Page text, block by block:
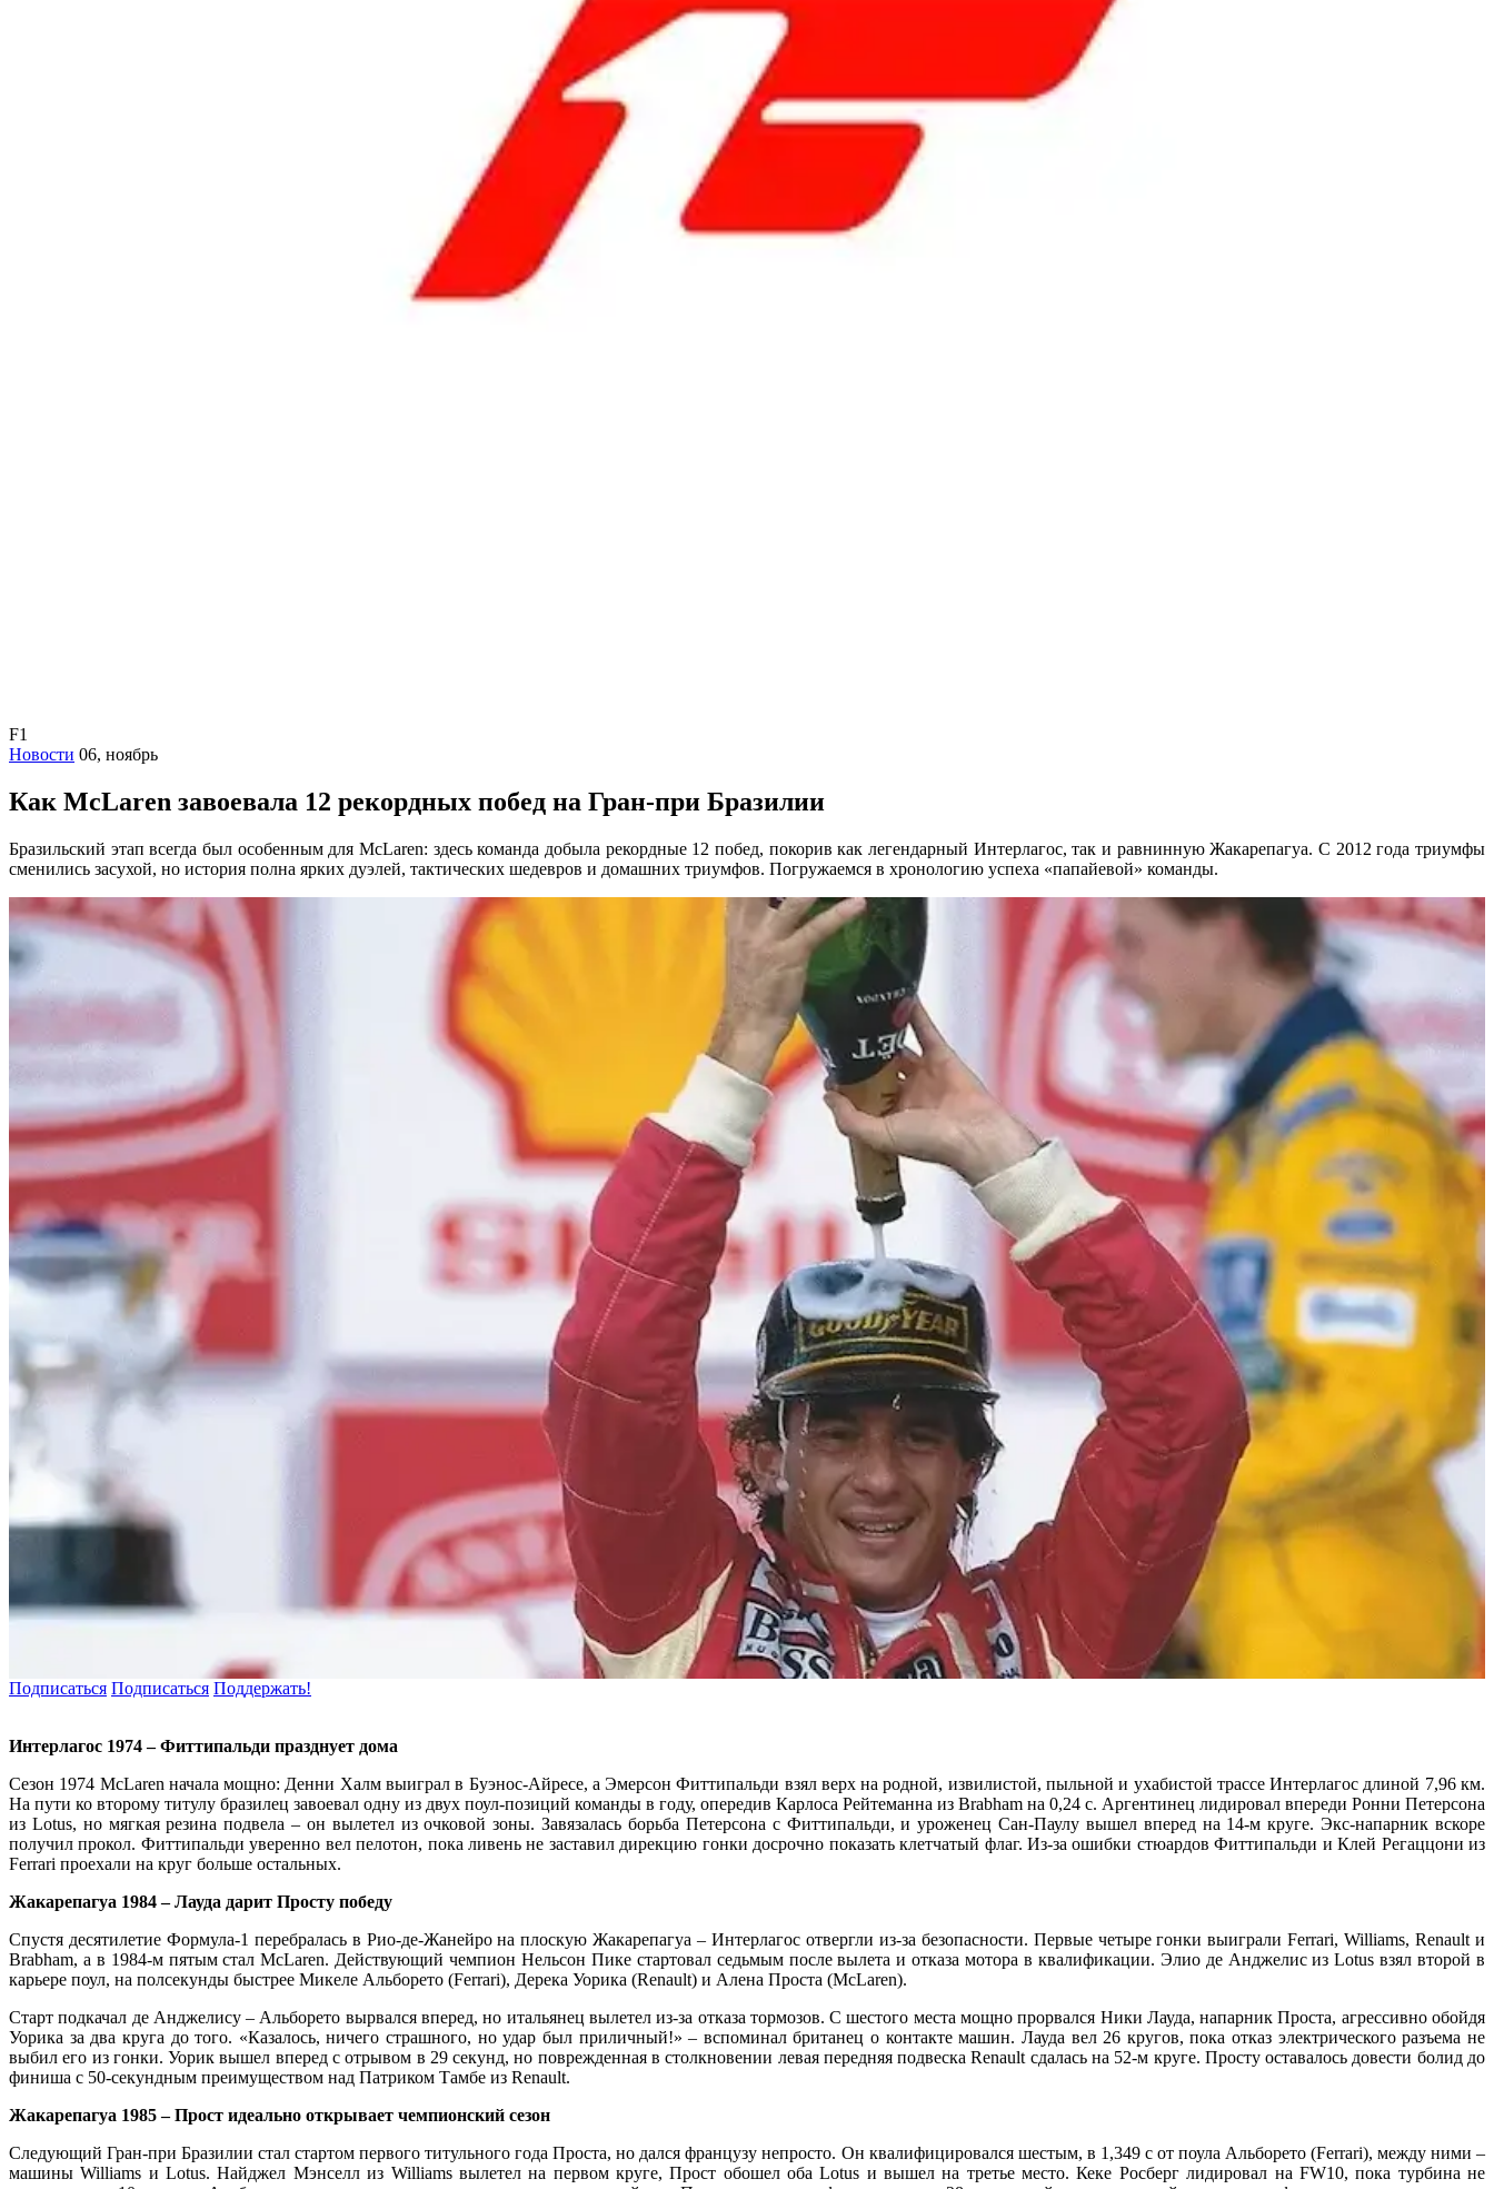
F1
Новости 06, ноябрь
Как McLaren завоевала 12 рекордных побед на Гран-при Бразилии
Бразильский этап всегда был особенным для McLaren: здесь команда добыла рекордные 12 побед, покорив как легендарный Интерлагос, так и равнинную Жакарепагуа. С 2012 года триумфы
сменились засухой, но история полна ярких дуэлей, тактических шедевров и домашних триумфов. Погружаемся в хронологию успеха «папайевой» команды.
Подписаться Подписаться Поддержать!
Интерлагос 1974 – Фиттипальди празднует дома
Сезон 1974 McLaren начала мощно: Денни Халм выиграл в Буэнос-Айресе, а Эмерсон Фиттипальди взял верх на родной, извилистой, пыльной и ухабистой трассе Интерлагос длиной 7,96 км.
На пути ко второму титулу бразилец завоевал одну из двух поул-позиций команды в году, опередив Карлоса Рейтеманна из Brabham на 0,24 с. Аргентинец лидировал впереди Ронни Петерсона
из Lotus, но мягкая резина подвела – он вылетел из очковой зоны. Завязалась борьба Петерсона с Фиттипальди, и уроженец Сан-Паулу вышел вперед на 14-м круге. Экс-напарник вскоре
получил прокол. Фиттипальди уверенно вел пелотон, пока ливень не заставил дирекцию гонки досрочно показать клетчатый флаг. Из-за ошибки стюардов Фиттипальди и Клей Регаццони из
Ferrari проехали на круг больше остальных.
Жакарепагуа 1984 – Лауда дарит Просту победу
Спустя десятилетие Формула-1 перебралась в Рио-де-Жанейро на плоскую Жакарепагуа – Интерлагос отвергли из-за безопасности. Первые четыре гонки выиграли Ferrari, Williams, Renault и
Brabham, а в 1984-м пятым стал McLaren. Действующий чемпион Нельсон Пике стартовал седьмым после вылета и отказа мотора в квалификации. Элио де Анджелис из Lotus взял второй в
карьере поул, на полсекунды быстрее Микеле Альборето (Ferrari), Дерека Уорика (Renault) и Алена Проста (McLaren).
Старт подкачал де Анджелису – Альборето вырвался вперед, но итальянец вылетел из-за отказа тормозов. С шестого места мощно прорвался Ники Лауда, напарник Проста, агрессивно обойдя
Уорика за два круга до того. «Казалось, ничего страшного, но удар был приличный!» – вспоминал британец о контакте машин. Лауда вел 26 кругов, пока отказ электрического разъема не
выбил его из гонки. Уорик вышел вперед с отрывом в 29 секунд, но поврежденная в столкновении левая передняя подвеска Renault сдалась на 52-м круге. Просту оставалось довести болид до
финиша с 50-секундным преимуществом над Патриком Тамбе из Renault.
Жакарепагуа 1985 – Прост идеально открывает чемпионский сезон
Следующий Гран-при Бразилии стал стартом первого титульного года Проста, но дался французу непросто. Он квалифицировался шестым, в 1,349 с от поула Альборето (Ferrari), между ними –
машины Williams и Lotus. Найджел Мэнселл из Williams вылетел на первом круге, Прост обошел оба Lotus и вышел на третье место. Кеке Росберг лидировал на FW10, пока турбина не